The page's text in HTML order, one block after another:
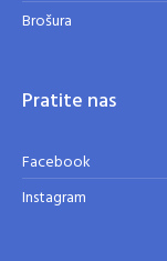
Brošura
Pratite nas
Facebook
Instagram